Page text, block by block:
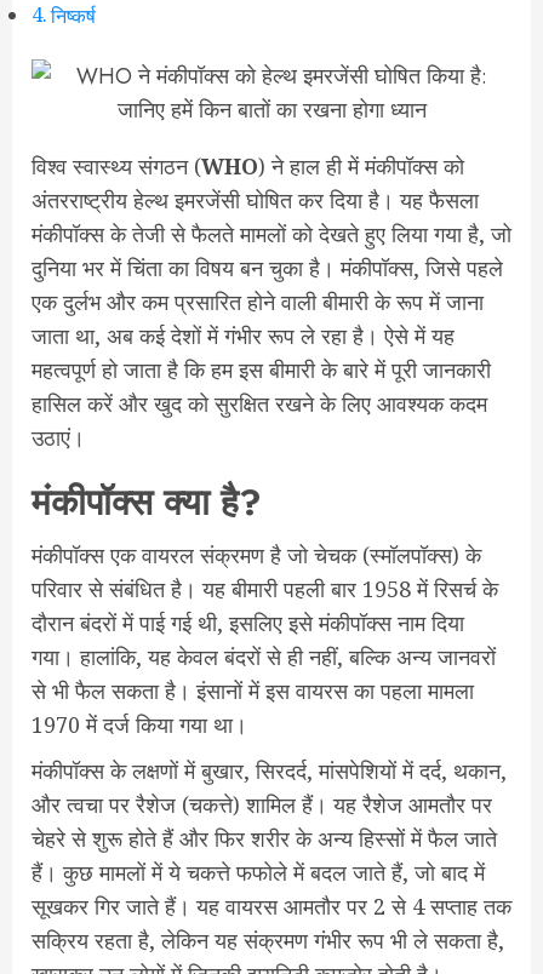
निष्कर्ष
विश्व स्वास्थ्य संगठन (WHO) ने हाल ही में मंकीपॉक्स को
अंतरराष्ट्रीय हेल्थ इमरजेंसी घोषित कर दिया है। यह फैसला
मंकीपॉक्स के तेजी से फैलते मामलों को देखते हुए लिया गया है, जो
दुनिया भर में चिंता का विषय बन चुका है। मंकीपॉक्स, जिसे पहले
एक दुर्लभ और कम प्रसारित होने वाली बीमारी के रूप में जाना
जाता था, अब कई देशों में गंभीर रूप ले रहा है। ऐसे में यह
महत्वपूर्ण हो जाता है कि हम इस बीमारी के बारे में पूरी जानकारी
हासिल करें और खुद को सुरक्षित रखने के लिए आवश्यक कदम
उठाएं।
मंकीपॉक्स क्या है?
मंकीपॉक्स एक वायरल संक्रमण है जो चेचक (स्मॉलपॉक्स) के
परिवार से संबंधित है। यह बीमारी पहली बार 1958 में रिसर्च के
दौरान बंदरों में पाई गई थी, इसलिए इसे मंकीपॉक्स नाम दिया
गया। हालांकि, यह केवल बंदरों से ही नहीं, बल्कि अन्य जानवरों
से भी फैल सकता है। इंसानों में इस वायरस का पहला मामला
1970 में दर्ज किया गया था।
मंकीपॉक्स के लक्षणों में बुखार, सिरदर्द, मांसपेशियों में दर्द, थकान,
और त्वचा पर रैशेज (चकत्ते) शामिल हैं। यह रैशेज आमतौर पर
चेहरे से शुरू होते हैं और फिर शरीर के अन्य हिस्सों में फैल जाते
हैं। कुछ मामलों में ये चकत्ते फफोले में बदल जाते हैं, जो बाद में
सूखकर गिर जाते हैं। यह वायरस आमतौर पर 2 से 4 सप्ताह तक
सक्रिय रहता है, लेकिन यह संक्रमण गंभीर रूप भी ले सकता है,